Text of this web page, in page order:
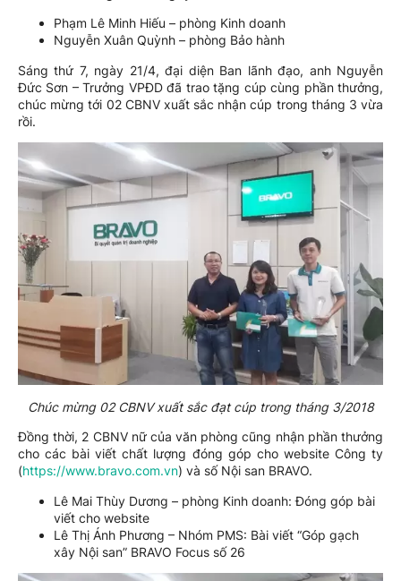
Phạm Lê Minh Hiếu – phòng Kinh doanh
Nguyễn Xuân Quỳnh – phòng Bảo hành
Sáng thứ 7, ngày 21/4, đại diện Ban lãnh đạo, anh Nguyễn
Đức Sơn – Trưởng VPĐD đã trao tặng cúp cùng phần thưởng,
chúc mừng tới 02 CBNV xuất sắc nhận cúp trong tháng 3 vừa
rồi.
Chúc mừng 02 CBNV xuất sắc đạt cúp trong tháng 3/2018
Đồng thời, 2 CBNV nữ của văn phòng cũng nhận phần thưởng
cho các bài viết chất lượng đóng góp cho website Công ty
(https://www.bravo.com.vn) và số Nội san BRAVO.
Lê Mai Thùy Dương – phòng Kinh doanh: Đóng góp bài
viết cho website
Lê Thị Ánh Phương – Nhóm PMS: Bài viết “Góp gạch
xây Nội san” BRAVO Focus số 26